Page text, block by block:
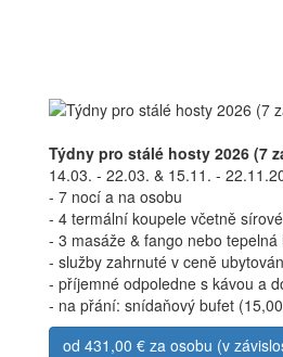
Týdny pro stálé hosty 2026 (7
14.03. - 22.03. & 15.11. -
- 7 nocí a na osobu
- 4 termální koupele včetně
- 3 masáže & fango nebo tepelná
- služby zahrnuté v ceně
- příjemné odpoledne s kávou a
- na přání: snídaňový bufet
od 431,00 € za osobu (v